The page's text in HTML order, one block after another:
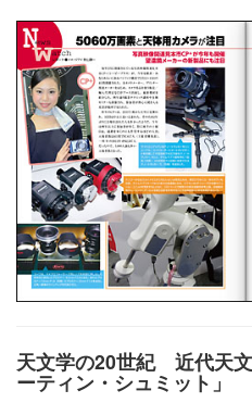
天文学の20世紀 近代天
ーティン・シュミット」